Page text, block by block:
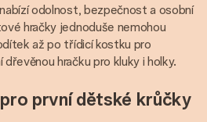
odolnost, bezpečnost a osobní
hračky jednoduše nemohou
až po třídicí kostku pro
hračku pro kluky i holky.
první dětské krůčky